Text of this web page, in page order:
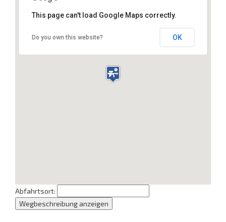
This page can't load Google Maps correctly.
Do you own this website? OK
Abfahrtsort: